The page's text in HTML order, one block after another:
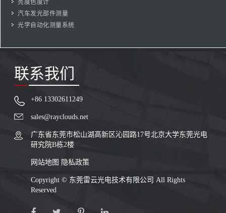
亮度色度计
汽车发光部件测量
光学自动化测量系统
联系我们
+86 13302611249
sales@rayclouds.net
广东省东莞市松山湖高新区沁园路17号北京大学东莞光电
研究院B栋2楼
网站地图 隐私政策
Copyright © 东莞雷云光电技术有限公司 All Rights
Reserved